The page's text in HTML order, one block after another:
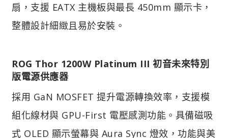
扇，支援 EATX 主機板與最長 450mm 顯示卡，
整體設計細緻且易於安裝。
ROG Thor 1200W Platinum III 初音未來特別
版電源供應器
採用 GaN MOSFET 提升電源轉換效率，支援模
組化線材與 GPU-First 電壓感測功能。具備磁吸
式 OLED 顯示螢幕與 Aura Sync 燈效，功能與美